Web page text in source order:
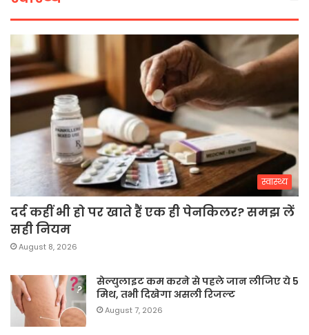
स्वास्थ्य
दर्द कहीं भी हो पर खाते हैं एक ही पेनकिलर? समझ लें
सही नियम
August 8, 2026
सेल्युलाइट कम करने से पहले जान लीजिए ये 5
मिथ, तभी दिखेगा असली रिजल्ट
August 7, 2026